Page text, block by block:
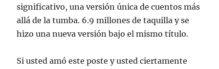
significativo, una versión única de cuentos más
allá de la tumba. 6.9 millones de taquilla y se
hizo una nueva versión bajo el mismo título.
Si usted amó este poste y usted ciertamente